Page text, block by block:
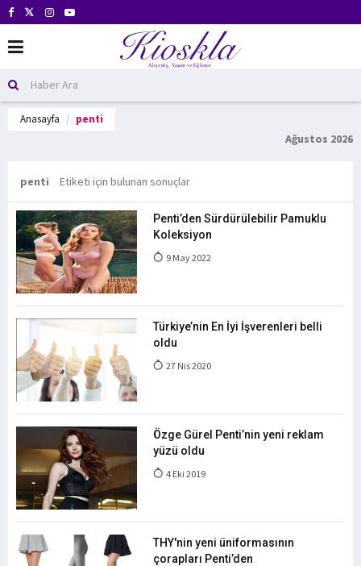
Anasayfa penti
Ağustos 2026
penti Etiketi için bulunan sonuçlar
Penti’den Sürdürülebilir Pamuklu
Koleksiyon
9 May 2022
Türkiye’nin En İyi İşverenleri belli
oldu
27 Nis 2020
Özge Gürel Penti’nin yeni reklam
yüzü oldu
4 Eki 2019
THY'nin yeni üniformasının
çorapları Penti’den